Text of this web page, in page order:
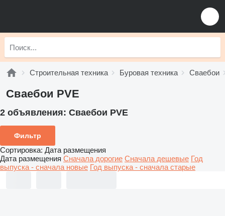
Строительная техника Буровая техника Сваебои
Сваебои PVE
2 объявления: Сваебои PVE
Фильтр
Сортировка: Дата размещения
Дата размещения Сначала дорогие Сначала дешевые Год
выпуска - сначала новые Год выпуска - сначала старые